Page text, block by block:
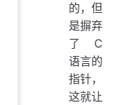
的，但
是摒弃
了 C
语言的
指针，
这就让